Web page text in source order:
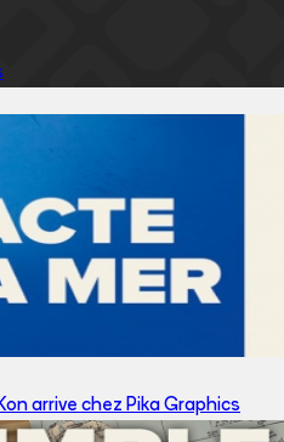
arrive chez Pika Graphics